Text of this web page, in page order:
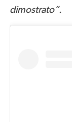
dimostrato”.